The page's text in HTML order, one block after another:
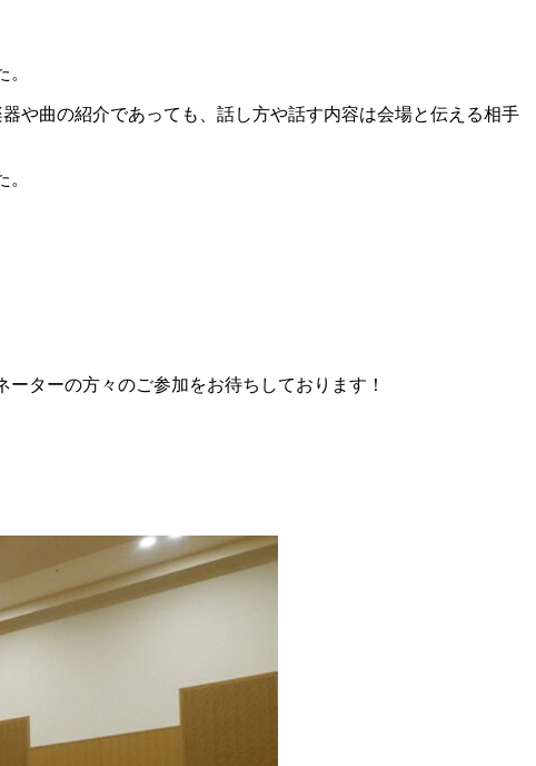
や曲の紹介であっても、話し方や話す内容は会場と伝える相手
ターの方々のご参加をお待ちしております！